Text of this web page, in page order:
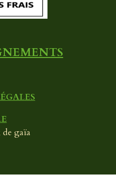
a
gaïa